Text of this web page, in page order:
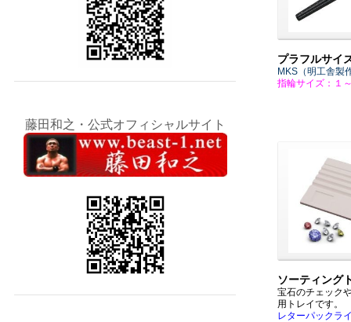
プラフルサイ
MKS（明工舎製
指輪サイズ：１
ソーティング
宝石のチェック
用トレイです。
レターパックラ
藤田和之・公式オフィシャルサイト